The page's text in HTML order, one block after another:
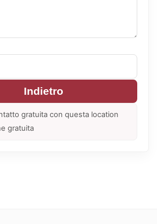
Indietro
gratuita con questa location
gratuita